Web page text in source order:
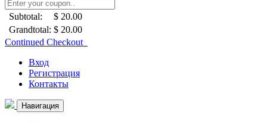
Subtotal:
$ 20.00
Grandtotal: $ 20.00
Continued Checkout
Вход
Регистрация
Контакты
Навигация